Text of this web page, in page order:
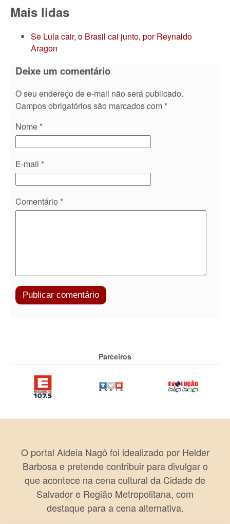
Mais lidas
Se Lula cair, o Brasil cai junto, por Reynaldo
Aragon
Deixe um comentário
O seu endereço de e-mail não será publicado.
Campos obrigatórios são marcados com *
Nome *
E-mail *
Comentário *
Parceiros
O portal Aldeia Nagô foi idealizado por Helder
Barbosa e pretende contribuir para divulgar o
que acontece na cena cultural da Cidade de
Salvador e Região Metropolitana, com
destaque para a cena alternativa.